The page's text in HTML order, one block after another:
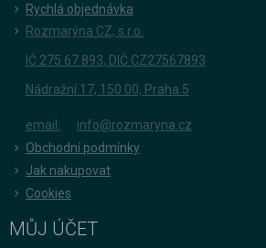
Rychlá objednávka
Rozmarýna CZ, s.r.o.
IČ 275 67 893, DIČ CZ27567893
Nádražní 17, 150 00, Praha 5
email:
info@rozmaryna.cz
Obchodní podmínky
Jak nakupovat
Cookies
MŮJ ÚČET